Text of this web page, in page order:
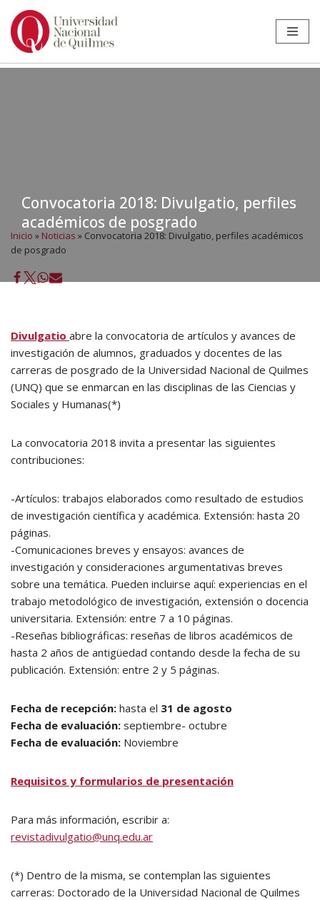
Ir
Convocatoria 2018: Divulgatio, perfiles
académicos de posgrado
Inicio » Noticias » Convocatoria 2018: Divulgatio, perfiles académicos
de posgrado
Divulgatio abre la convocatoria de artículos y avances de
investigación de alumnos, graduados y docentes de las
carreras de posgrado de la Universidad Nacional de Quilmes
(UNQ) que se enmarcan en las disciplinas de las Ciencias y
Sociales y Humanas(*)
La convocatoria 2018 invita a presentar las siguientes
contribuciones:
-Artículos: trabajos elaborados como resultado de estudios
de investigación científica y académica. Extensión: hasta 20
páginas.
-Comunicaciones breves y ensayos: avances de
investigación y consideraciones argumentativas breves
sobre una temática. Pueden incluirse aquí: experiencias en el
trabajo metodológico de investigación, extensión o docencia
universitaria. Extensión: entre 7 a 10 páginas.
-Reseñas bibliográficas: reseñas de libros académicos de
hasta 2 años de antigüedad contando desde la fecha de su
publicación. Extensión: entre 2 y 5 páginas.
Fecha de recepción: hasta el 31 de agosto
Fecha de evaluación: septiembre- octubre
Fecha de evaluación: Noviembre
Requisitos y formularios de presentación
Para más información, escribir a:
revistadivulgatio@unq.edu.ar
(*) Dentro de la misma, se contemplan las siguientes
carreras: Doctorado de la Universidad Nacional de Quilmes